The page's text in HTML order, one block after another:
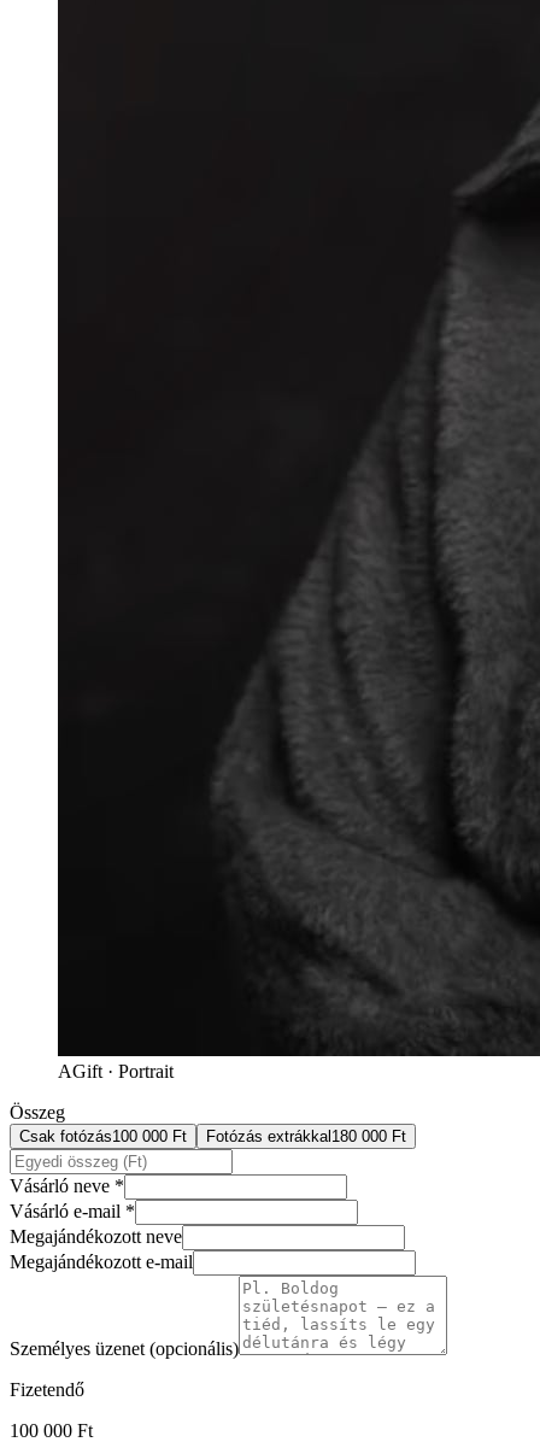
AGift · Portrait
Összeg
Csak fotózás100 000 Ft Fotózás extrákkal 180 000 Ft
Vásárló neve *
Vásárló e-mail *
Megajándékozott neve
Megajándékozott e-mail
Személyes üzenet (opcionális)
Fizetendő
100 000 Ft